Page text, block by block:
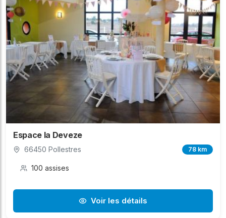
Espace la Deveze
66450 Pollestres 78 km
100 assises
Voir les détails